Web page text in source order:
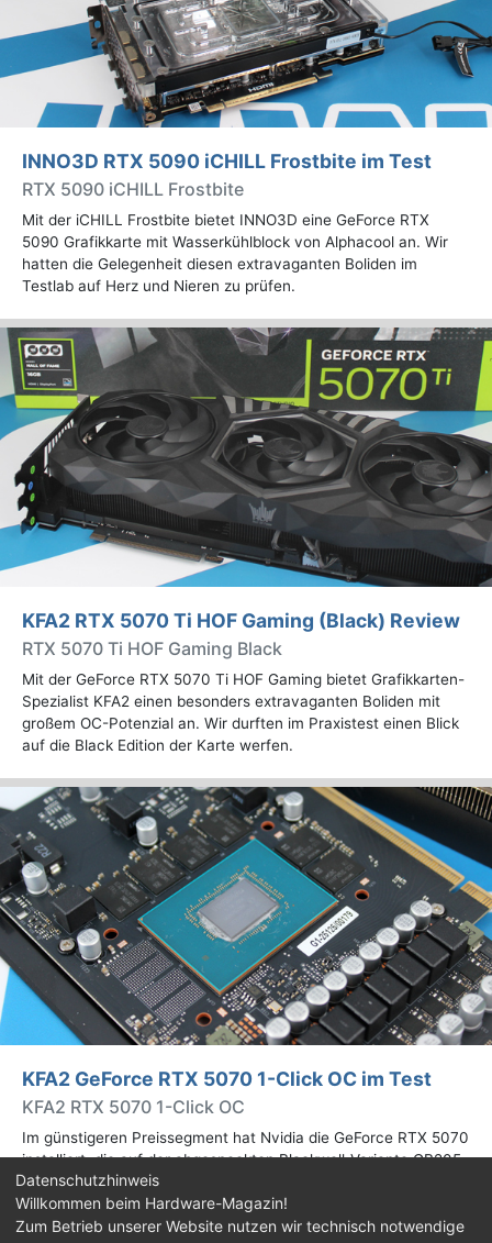
INNO3D RTX 5090 iCHILL Frostbite im Test
RTX 5090 iCHILL Frostbite
Mit der iCHILL Frostbite bietet INNO3D eine GeForce RTX
5090 Grafikkarte mit Wasserkühlblock von Alphacool an. Wir
hatten die Gelegenheit diesen extravaganten Boliden im
Testlab auf Herz und Nieren zu prüfen.
KFA2 RTX 5070 Ti HOF Gaming (Black) Review
RTX 5070 Ti HOF Gaming Black
Mit der GeForce RTX 5070 Ti HOF Gaming bietet Grafikkarten-
Spezialist KFA2 einen besonders extravaganten Boliden mit
großem OC-Potenzial an. Wir durften im Praxistest einen Blick
auf die Black Edition der Karte werfen.
KFA2 GeForce RTX 5070 1-Click OC im Test
KFA2 RTX 5070 1-Click OC
Im günstigeren Preissegment hat Nvidia die GeForce RTX 5070
installiert, die auf der abgespeckten Blackwell-Variante GB205
basiert. Wir haben uns ein Custom-Design von Hersteller KFA2
im Test genauer angesehen.
Datenschutzhinweis
Willkommen beim Hardware-Magazin!
Zum Betrieb unserer Website nutzen wir technisch notwendige